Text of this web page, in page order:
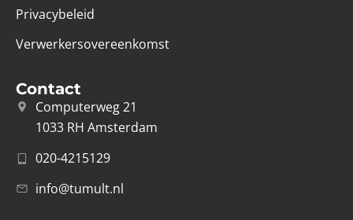
Privacybeleid
Verwerkersovereenkomst
Contact
Computerweg 21
1033 RH Amsterdam
020-4215129
info@tumult.nl